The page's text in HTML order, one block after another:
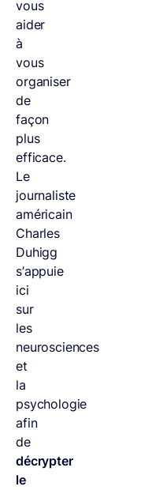
vous
aider
à
vous
organiser
de
façon
plus
efficace.
Le
journaliste
américain
Charles
Duhigg
s’appuie
ici
sur
les
neurosciences
et
la
psychologie
afin
de
décrypter
le